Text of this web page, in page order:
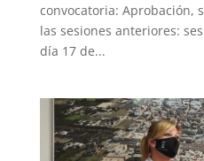
convocatoria: Aprobación,
las sesiones anteriores:
día 17 de...